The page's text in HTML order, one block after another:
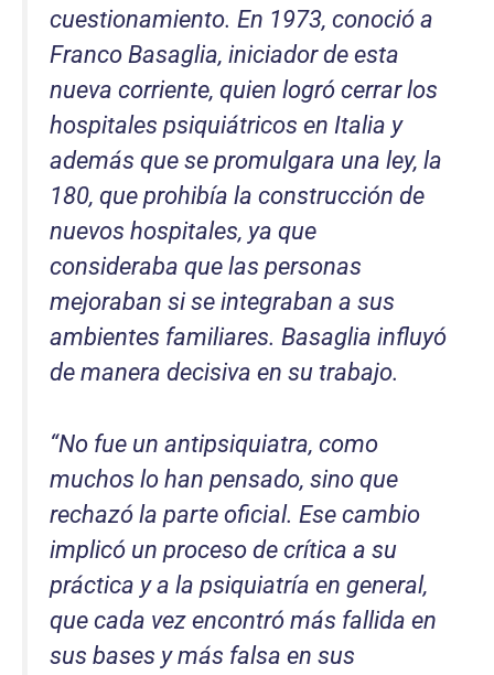
cuestionamiento. En 1973, conoció a
Franco Basaglia, iniciador de esta
nueva corriente, quien logró cerrar los
hospitales psiquiátricos en Italia y
además que se promulgara una ley, la
180, que prohibía la construcción de
nuevos hospitales, ya que
consideraba que las personas
mejoraban si se integraban a sus
ambientes familiares. Basaglia influyó
de manera decisiva en su trabajo.
“No fue un antipsiquiatra, como
muchos lo han pensado, sino que
rechazó la parte oficial. Ese cambio
implicó un proceso de crítica a su
práctica y a la psiquiatría en general,
que cada vez encontró más fallida en
sus bases y más falsa en sus